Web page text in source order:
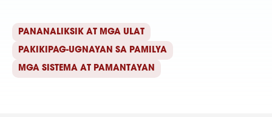
PANANALIKSIK AT MGA ULAT
PAKIKIPAG-UGNAYAN SA PAMILYA
MGA SISTEMA AT PAMANTAYAN